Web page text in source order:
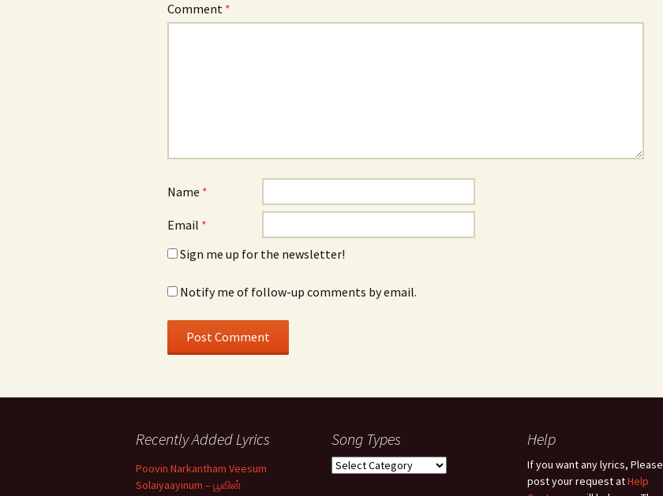
Comment *
Name *
Email *
Sign me up for the newsletter!
Notify me of follow-up comments by email.
Recently Added Lyrics
Poovin Narkantham Veesum
Solaiyaayinum – பூவின்
Song Types
Song
Help
If you want any lyrics, Please
post your request atHelp